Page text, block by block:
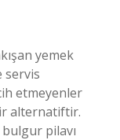
yemek
servis
etmeyenler
alternatiftir.
pilavı